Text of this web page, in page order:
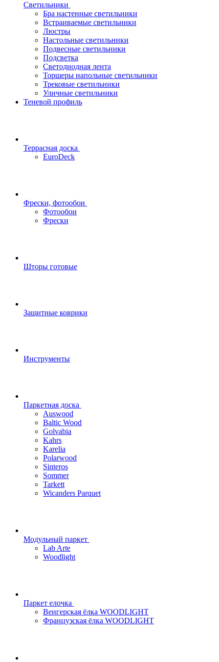
Светильники
Бра настенные светильники
Встраиваемые светильники
Люстры
Настольные светильники
Подвесные светильники
Подсветка
Светодиодная лента
Торшеры напольные светильники
Трековые светильники
Уличные светильники
Теневой профиль
Террасная доска
EuroDeck
Фрески, фотообои
Фотообои
Фрески
Шторы готовые
Защитные коврики
Инструменты
Паркетная доска
Auswood
Baltic Wood
Golvabia
Kahrs
Karelia
Polarwood
Sinteros
Sommer
Tarkett
Wicanders Parquet
Модульный паркет
Lab Arte
Woodlight
Паркет елочка
Венгерская ёлка WOODLIGHT
Французская ёлка WOODLIGHT